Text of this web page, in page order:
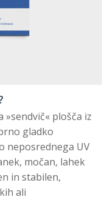
plošča iz
gladko
neposrednega UV
močan, lahek
in stabilen,
ali